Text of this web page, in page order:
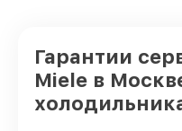
Гарантии
Miele в